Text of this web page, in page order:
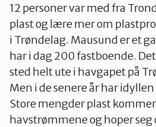
12 personer var med fra
plast og lære mer om
i Trøndelag. Mausund er et
har i dag 200 fastboende.
sted helt ute i havgapet på
Men i de senere år har
Store mengder plast
havstrømmene og hoper